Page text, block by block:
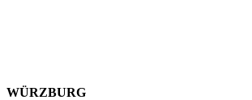
WÜRZBURG